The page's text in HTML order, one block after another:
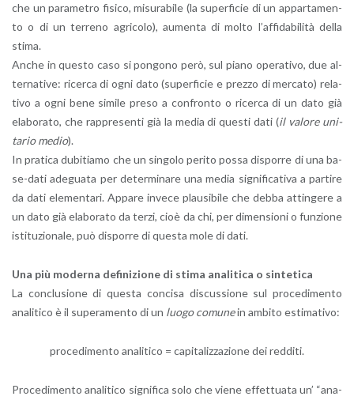
che un pa­ra­me­tro fi­si­co, mi­su­ra­bi­le (la su­per­fi­cie di un ap­par­ta­men­
to o di un ter­re­no agri­co­lo), au­men­ta di molto l’af­fi­da­bi­li­tà della
stima.
Anche in que­sto caso si pon­go­no però, sul piano ope­ra­ti­vo, due al­
ter­na­ti­ve: ri­cer­ca di ogni dato (su­per­fi­cie e prez­zo di mer­ca­to) re­la­
ti­vo a ogni bene si­mi­le preso a con­fron­to o ri­cer­ca di un dato già
ela­bo­ra­to, che rap­pre­sen­ti già la media di que­sti dati (il va­lo­re uni­
ta­rio medio).
In pra­ti­ca du­bi­tia­mo che un sin­go­lo pe­ri­to possa di­spor­re di una ba­
se-da­ti ade­gua­ta per de­ter­mi­na­re una media si­gni­fi­ca­ti­va a par­ti­re
da dati ele­men­ta­ri. Ap­pa­re in­ve­ce plau­si­bi­le che debba at­tin­ge­re a
un dato già ela­bo­ra­to da terzi, cioè da chi, per di­men­sio­ni o fun­zio­ne
isti­tu­zio­na­le, può di­spor­re di que­sta mole di dati.
Una più mo­der­na de­fi­ni­zio­ne di stima ana­li­ti­ca o sin­te­ti­ca
La con­clu­sio­ne di que­sta con­ci­sa di­scus­sio­ne sul pro­ce­di­men­to
ana­li­ti­co è il su­pe­ra­men­to di un luogo co­mu­nein am­bi­to esti­ma­ti­vo:
pro­ce­di­men­to ana­li­ti­co = ca­pi­ta­liz­za­zio­ne dei red­di­ti.
Pro­ce­di­men­to ana­li­ti­co si­gni­fi­ca solo che viene ef­fet­tua­ta un’ “ana­